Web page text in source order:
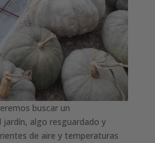
buscar un
algo resguardado y
de aire y temperaturas